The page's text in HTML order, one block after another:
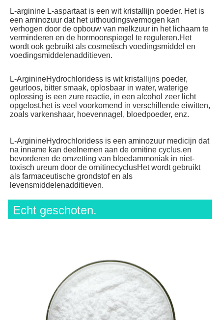
L-arginine L-aspartaat is een wit kristallijn poeder. Het is
een aminozuur dat het uithoudingsvermogen kan
verhogen door de opbouw van melkzuur in het lichaam te
verminderen en de hormoonspiegel te reguleren.Het
wordt ook gebruikt als cosmetisch voedingsmiddel en
voedingsmiddelenadditieven.
L-ArginineHydrochloridess is wit kristallijns poeder,
geurloos, bitter smaak, oplosbaar in water, waterige
oplossing is een zure reactie, in een alcohol zeer licht
opgelost.het is veel voorkomend in verschillende eiwitten,
zoals varkenshaar, hoevennagel, bloedpoeder, enz.
L-ArginineHydrochloridess is een aminozuur medicijn dat
na inname kan deelnemen aan de ornitine cyclus.en
bevorderen de omzetting van bloedammoniak in niet-
toxisch ureum door de ornitinecyclusHet wordt gebruikt
als farmaceutische grondstof en als
levensmiddelenadditieven.
Echt geschoten.